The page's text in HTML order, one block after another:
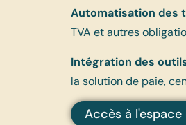
Automatisation des
TVA et autres
Intégration des
la solution de paie,
Accès à